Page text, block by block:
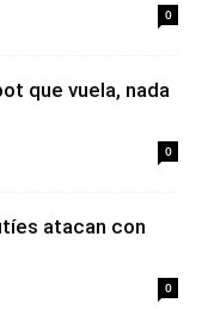
0
que vuela, nada
0
atacan con
0